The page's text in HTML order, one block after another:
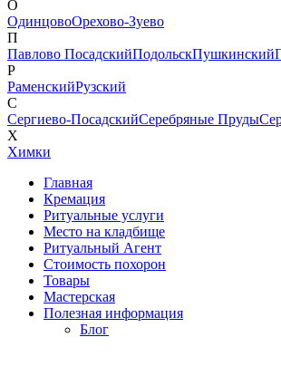
О
ОдинцовоОрехово-Зуево
П
Павлово ПосадскийПодольскПушкинский
Р
РаменскийРузский
С
Сергиево-ПосадскийСеребряные Пруды
Х
Химки
Главная
Кремация
Ритуальные услуги
Место на кладбище
Ритуальный Агент
Стоимость похорон
Товары
Мастерская
Полезная информация
Блог